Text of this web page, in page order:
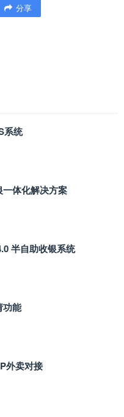
分享
系统
体化解决方案
半自助收银系统
功能
外卖对接